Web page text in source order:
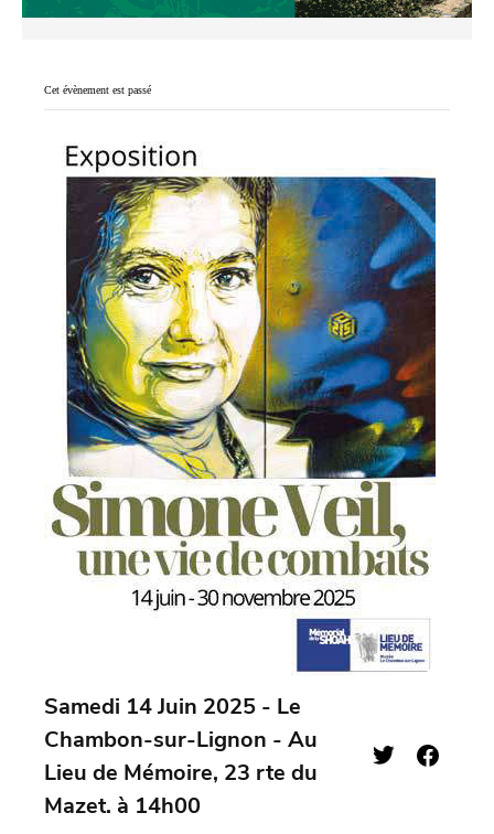
Cet évènement est passé
Samedi 14 Juin 2025 - Le
Chambon-sur-Lignon - Au
Lieu de Mémoire, 23 rte du
Mazet. à 14h00